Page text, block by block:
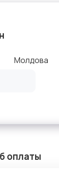
Молдова
оплаты